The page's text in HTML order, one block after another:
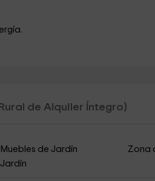
de Alquiler Íntegro)
Muebles de Jardín
Zona
Jardín